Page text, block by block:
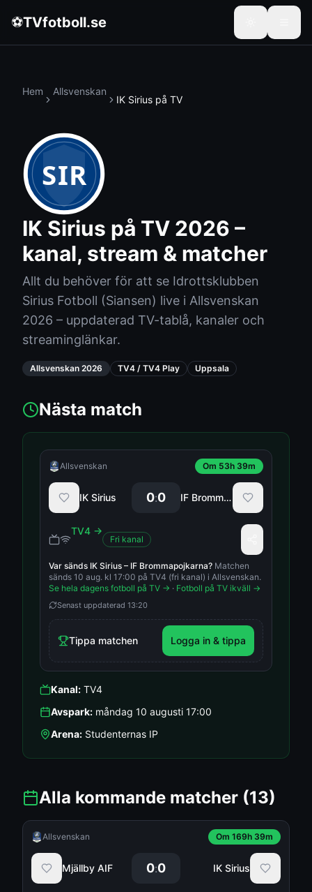
⚽TVfotboll.se
Hem Allsvenskan
IK Sirius på TV
SIR
IK Sirius på TV 2026 –
kanal, stream & matcher
Allt du behöver för att se Idrottsklubben
Sirius Fotboll (Siansen) live i Allsvenskan
2026 – uppdaterad TV-tablå, kanaler och
streaminglänkar.
Allsvenskan 2026 TV4 / TV4 Play Uppsala
Nästa match
Allsvenskan Om 53h 39m
IK Sirius 0:0 IF Brommapojkarna
TV4 →
Fri kanal
Var sänds IK Sirius – IF Brommapojkarna? Matchen
sänds 10 aug. kl 17:00 på TV4 (fri kanal) i Allsvenskan.
Se hela dagens fotboll på TV → · Fotboll på TV ikväll →
Senast uppdaterad 13:20
Tippa matchen Logga in & tippa
Kanal: TV4
Avspark: måndag 10 augusti 17:00
Arena: Studenternas IP
Alla kommande matcher (13)
Allsvenskan Om 169h 39m
Mjällby AIF 0:0 IK Sirius